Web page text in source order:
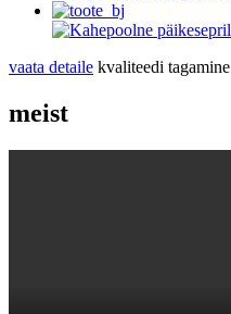
vaata detaile kvaliteedi tagamine
meist